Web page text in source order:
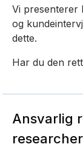
Vi presenterer
og
dette.
Har du den
Ansvarlig
researcher